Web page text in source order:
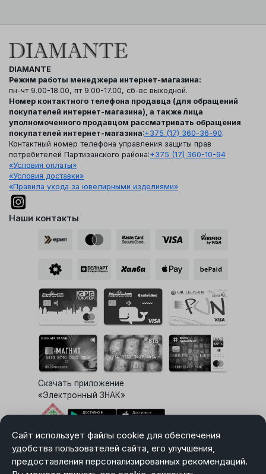
Сайт использует файлы cookie для обеспечения
удобства пользователей сайта, его улучшения,
предоставления персонализированных рекомендаций.
DIAMANTE
Режим работы менеджера интернет-магазина:
пн-чт 9.00-18.00, пт 9.00-17.00, сб-вс выходной.
Номер контактного телефона продавца (для обращений
покупателей интернет-магазина), а также лица
уполномоченного продавцом рассматривать обращения
покупателей интернет-магазина:+375 (17) 360-36-90.
Контактный номер телефона управления защиты прав
потребителей Партизанского района:+375 (17) 360-10-94
«Условия оплаты»
«Условия доставки»
«Правила ухода за ювелирными изделиями»
Наши контакты
Скачать приложение
«Электронный ЗНАК»
Выбор настроек Cookie